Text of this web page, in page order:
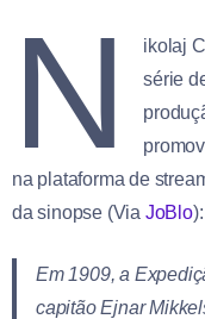
N
ikolaj
série
na plataforma de
da sinopse (Via JoBlo):
Em 1909, a
capitão Ejnar